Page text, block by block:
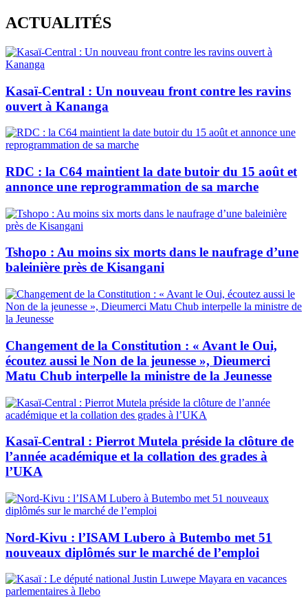
Skip
to
content
ACTUALITÉS
Kasaï-Central : Un nouveau front contre les ravins
ouvert à Kananga
RDC : la C64 maintient la date butoir du 15 août et
annonce une reprogrammation de sa marche
Tshopo : Au moins six morts dans le naufrage d’une
baleinière près de Kisangani
Changement de la Constitution : « Avant le Oui,
écoutez aussi le Non de la jeunesse », Dieumerci
Matu Chub interpelle la ministre de la Jeunesse
Kasaï-Central : Pierrot Mutela préside la clôture de
l’année académique et la collation des grades à
l’UKA
Nord-Kivu : l’ISAM Lubero à Butembo met 51
nouveaux diplômés sur le marché de l’emploi